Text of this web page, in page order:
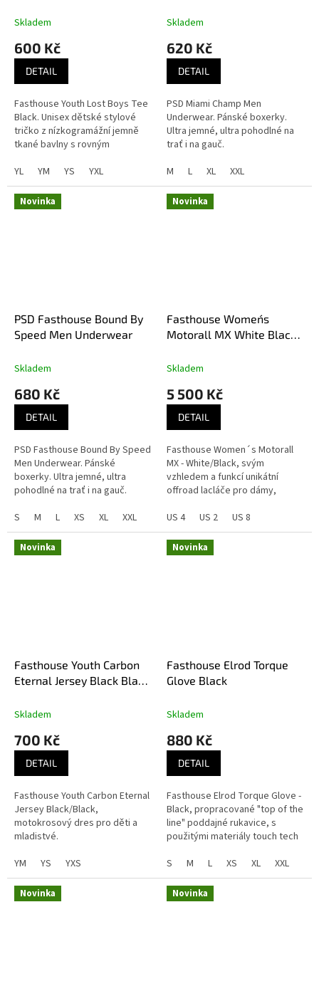
Skladem
600 Kč
DETAIL
Fasthouse Youth Lost Boys Tee
Black. Unisex dětské stylové
tričko z nízkogramážní jemně
tkané bavlny s rovným
YL
YM YS YXL
Skladem
620 Kč
DETAIL
PSD Miami Champ Men
Underwear. Pánské boxerky.
Ultra jemné, ultra pohodlné na
trať i na gauč.
M
L XL XXL
Novinka
PSD Fasthouse Bound By
Speed Men Underwear
Skladem
680 Kč
DETAIL
PSD Fasthouse Bound By Speed
Men Underwear. Pánské
boxerky. Ultra jemné, ultra
pohodlné na trať i na gauč.
S
M L XS XL XXL
Novinka
Fasthouse Women´s
Motorall MX White Black
Skladem
5 500 Kč
DETAIL
Fasthouse Women´s Motorall
MX - White/Black, svým
vzhledem a funkcí unikátní
offroad lacláče pro dámy,
disciplíny jako je motokros,
enduro, quad,...
US 4 US 2 US 8
Novinka
Fasthouse Youth Carbon
Eternal Jersey Black Black
Skladem
700 Kč
DETAIL
Fasthouse Youth Carbon Eternal
Jersey Black/Black,
motokrosový dres pro děti a
mladistvé.
YM
YS YXS
Novinka
Fasthouse Elrod Torque
Glove Black
Skladem
880 Kč
DETAIL
Fasthouse Elrod Torque Glove -
Black, propracované "top of the
line" poddajné rukavice, s
použitými materiály touch tech
dotykových zařízení. Ideální pro
MX,...
S M L XS XL XXL
Novinka Novinka